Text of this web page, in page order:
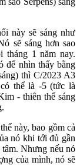
này sẽ sáng như
sẽ sáng hơn sao
tháng 1 năm nay.
để nhìn thấy bằng
thì C/2023 A3
thể là -5 (tức là
- thiên thể sáng
này, bao gồm cả
nó khi tới đủ gần
tâm. Nhưng nếu nó
của mình, nó sẽ